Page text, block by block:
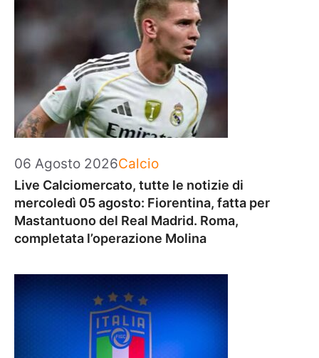
06 Agosto 2026Categorie
Calcio
Live Calciomercato, tutte le notizie di
mercoledì 05 agosto: Fiorentina, fatta per
Mastantuono del Real Madrid. Roma,
completata l’operazione Molina